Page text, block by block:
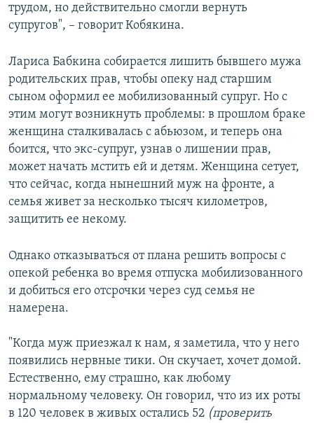
трудом, но действительно смогли вернуть
супругов", – говорит Кобякина.
Лариса Бабкина собирается лишить бывшего мужа
родительских прав, чтобы опеку над старшим
сыном оформил ее мобилизованный супруг. Но с
этим могут возникнуть проблемы: в прошлом браке
женщина сталкивалась с абьюзом, и теперь она
боится, что экс-супруг, узнав о лишении прав,
может начать мстить ей и детям. Женщина сетует,
что сейчас, когда нынешний муж на фронте, а
семья живет за несколько тысяч километров,
защитить ее некому.
Однако отказываться от плана решить вопросы с
опекой ребенка во время отпуска мобилизованного
и добиться его отсрочки через суд семья не
намерена.
"Когда муж приезжал к нам, я заметила, что у него
появились нервные тики. Он скучает, хочет домой.
Естественно, ему страшно, как любому
нормальному человеку. Он говорил, что из их роты
в 120 человек в живых остались 52 (проверить